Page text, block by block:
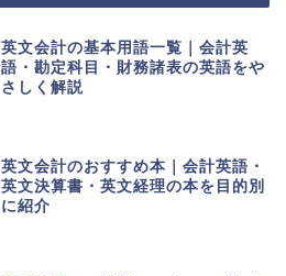
英文会計の基本用語一覧｜会計英
語・勘定科目・財務諸表の英語をや
さしく解説
英文会計のおすすめ本｜会計英語・
英文決算書・英文経理の本を目的別
に紹介